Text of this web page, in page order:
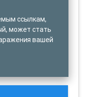
ссылкам,
может стать
вашей